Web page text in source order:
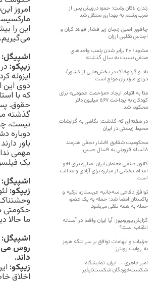
امروز
این را
اشپیگل:
زیپکو:
ایزوله
دوی این
که با
حقوق.
گذشته
نیست،
دوباره
باور
مهمی
یک
زیپکو:
حکومتی
ما
روس
داند.
زیپکو:
اخلاق
زندان لاکان رشت؛ حمزه درویش پس از
ضرب‌وشتم به بهداری منتقل شد
چاقوی اصیل زنجان زیر فشار فولاد گران و
اجناس تقلبی ارزان
مشهد؛ ۲۰ برابر شدن پلمب واحدهای
صنفی نسبت به سال گذشته
باد و گردوخاک در بخش‌هایی از کشور/
دریای مازندران مواج است
متا به اتهام ایجاد «مزاحمت عمومی» برای
کودکان به پرداخت ۵۶۷ میلیون دلار
محکوم شد
در هفته‌ای که گذشت؛ نگاهی به گزارشات
محیط زیستی در ایران
محکومیت شقایق افشار نجفی هنرمند
۱۸ساله قزوینی به ۹سال حبس
کانون صنفی معلمان ایران: مبارزه برای لغو
اعدام بخشی از مبارزه برای آزادی و عدالت
است
توافق دفاعی سه‌جانبه عربستان، ترکیه و
پاکستان امضا شد؛ حمله به یک عضو،
حمله به همه تلقی می‌شود
گزارش یورونیوز؛ آیا ایران واقعا در آستانه
انقلاب است؟
جزئیات و ابهامات توافق بر سر تنگه هرمز
به روایت رویترز
امیر طاهری – ایران: نمایشگاه
شکست‌خوردگان شکست‌ناپذیر